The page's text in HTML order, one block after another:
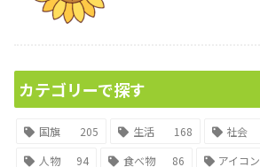
カテゴリーで探す
国旗 205 生活 168 社会
人物
94 食べ物 86 アイコン